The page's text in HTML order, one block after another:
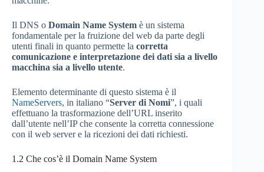
Il DNS o Domain Name System è un sistema
fondamentale per la fruizione del web da parte degli
utenti finali in quanto permette la corretta
comunicazione e interpretazione dei dati sia a livello
macchina sia a livello utente.
Elemento determinante di questo sistema è il
NameServers, in italiano “Server di Nomi”, i quali
effettuano la trasformazione dell’URL inserito
dall’utente nell’IP che consente la corretta connessione
con il web server e la ricezioni dei dati richiesti.
1.2 Che cos’è il Domain Name System